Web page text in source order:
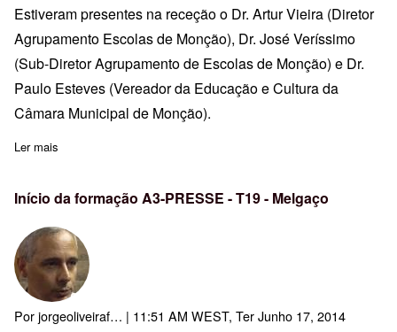
Estiveram presentes na receção o Dr. Artur Vieira (Diretor
Agrupamento Escolas de Monção), Dr. José Veríssimo
(Sub-Diretor Agrupamento de Escolas de Monção) e Dr.
Paulo Esteves (Vereador da Educação e Cultura da
Câmara Municipal de Monção).
Ler mais
Início da formação A3-PRESSE - T19 - Melgaço
Porjorgeoliveiraf… | 11:51 AM WEST, Ter Junho 17, 2014